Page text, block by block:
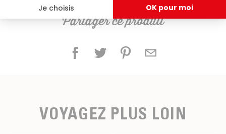
Partager ce produit
VOYAGEZ PLUS LOIN